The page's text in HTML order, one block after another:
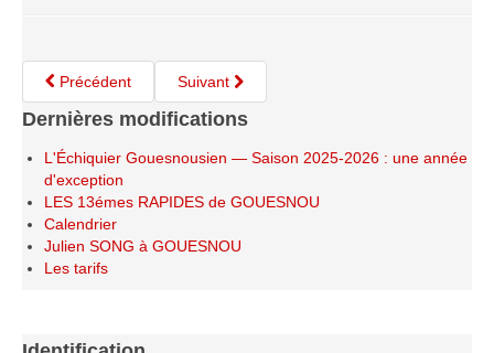
Précédent Suivant
Dernières modifications
L'Échiquier Gouesnousien — Saison 2025-2026 : une année
d'exception
LES 13émes RAPIDES de GOUESNOU
Calendrier
Julien SONG à GOUESNOU
Les tarifs